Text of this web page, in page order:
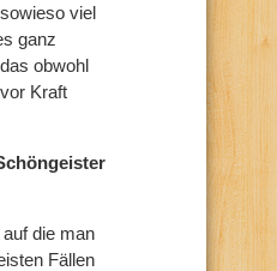
viel
ganz
obwohl
Kraft
die man
Fällen